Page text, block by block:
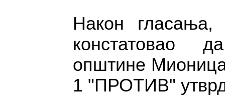
Након гласања,
констатовао
општине
1 "ПРОТИВ"